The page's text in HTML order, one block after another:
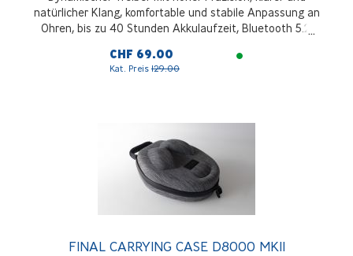
natürlicher Klang, komfortable und stabile Anpassung an
Ohren, bis zu 40 Stunden Akkulaufzeit, Bluetooth 5.2,
Verbindung, Weiss
CHF 69.00
Kat. Preis 129.00
FINAL CARRYING CASE D8000 MKII